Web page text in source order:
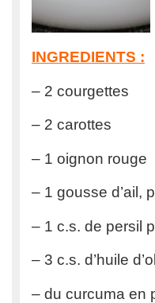
INGREDIENTS :
– 2 courgettes
– 2 carottes
– 1 oignon rouge
– 1 gousse d’ail,
– 1 c.s. de persil
– 3 c.s. d’huile
– du curcuma en